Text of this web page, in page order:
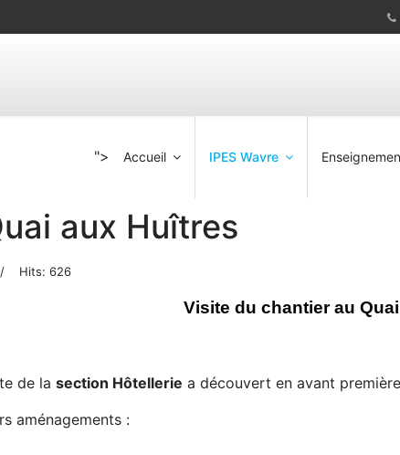
"> Accueil IPES Wavre
aux Huîtres
Hits: 626
Visite du chantier au
de la section Hôtellerie a découvert en avant
aménagements :